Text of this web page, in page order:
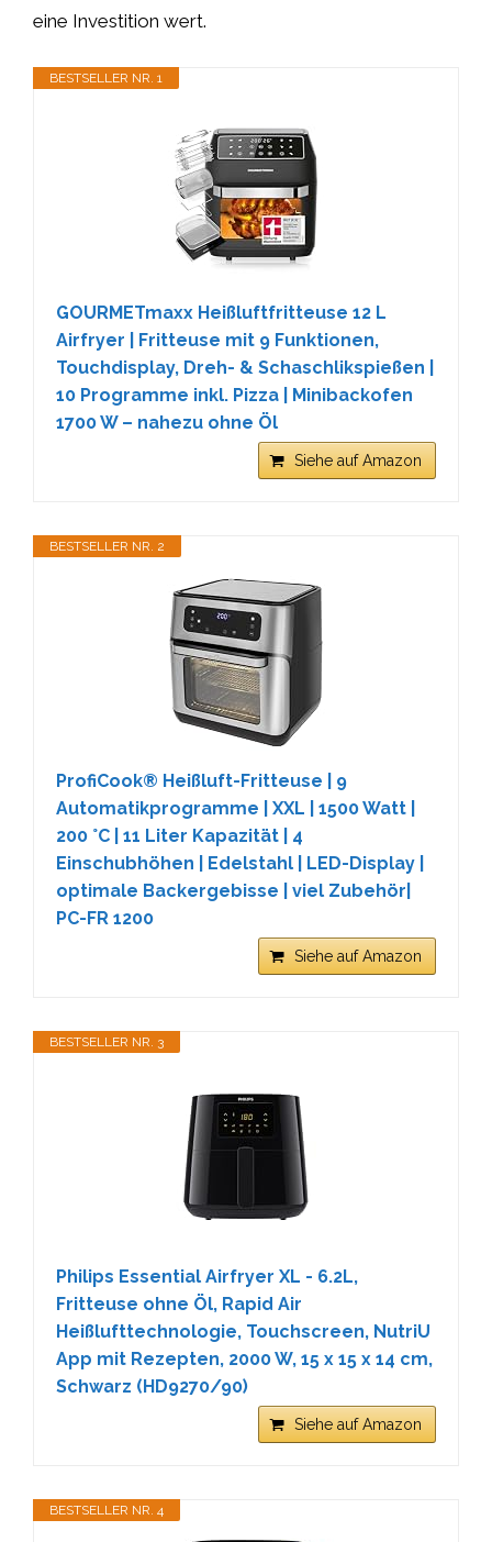
eine Investition wert.
BESTSELLER NR. 1
GOURMETmaxx Heißluftfritteuse 12 L
Airfryer | Fritteuse mit 9 Funktionen,
Touchdisplay, Dreh- & Schaschlikspießen |
10 Programme inkl. Pizza | Minibackofen
1700 W – nahezu ohne Öl
Siehe auf Amazon
BESTSELLER NR. 2
ProfiCook® Heißluft-Fritteuse | 9
Automatikprogramme | XXL | 1500 Watt |
200 °C | 11 Liter Kapazität | 4
Einschubhöhen | Edelstahl | LED-Display |
optimale Backergebisse | viel Zubehör|
PC-FR 1200
Siehe auf Amazon
BESTSELLER NR. 3
Philips Essential Airfryer XL - 6.2L,
Fritteuse ohne Öl, Rapid Air
Heißlufttechnologie, Touchscreen, NutriU
App mit Rezepten, 2000 W, ‎15 x 15 x 14 cm,
Schwarz (HD9270/90)
Siehe auf Amazon
BESTSELLER NR. 4